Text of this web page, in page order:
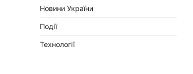
Новини України
Події
Технології